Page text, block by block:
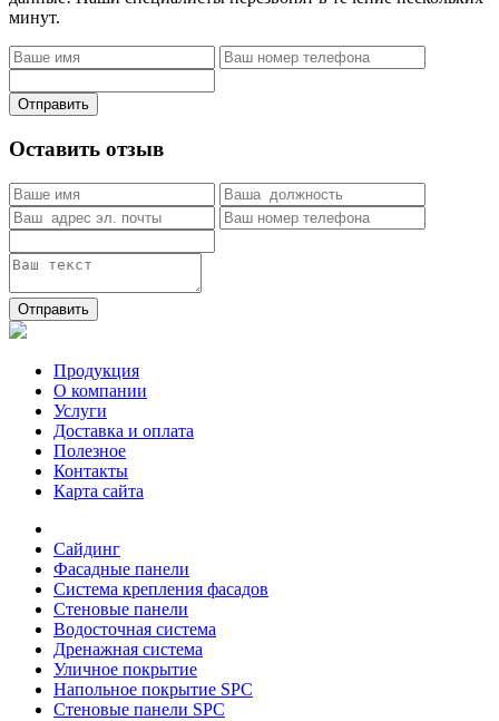
минут.
Отправить
Оставить отзыв
Отправить
Продукция
О компании
Услуги
Доставка и оплата
Полезное
Контакты
Карта сайта
Сайдинг
Фасадные панели
Система крепления фасадов
Стеновые панели
Водосточная система
Дренажная система
Уличное покрытие
Напольное покрытие SPC
Стеновые панели SPC